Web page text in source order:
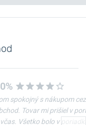
komentár
spokojný s nákupom cez
Tovar mi prišiel v
Všetko bolo v